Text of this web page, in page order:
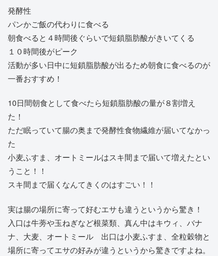
発酵性
パンかご飯の代わりに食べる
朝食べると４時間後ぐらいで短鎖脂肪酸がきいてくる
１０時間後がピーク
活動が多い日中に短鎖脂肪酸が出るため朝食に食べるのが
一番おすすめ！
10日間朝食として食べたら短鎖脂肪酸の量が８割増え
た！
ただ眠っていて腸の奥まで発酵性食物繊維が届いてなかっ
た
小麦ふすま、オートミールはスキ間まで届いて増えたとい
うこと！！
スキ間まで届くなんてきくのはすごい！！
実は腸の場所に寄って好むエサも違うというから驚き！
入口は牛蒡や玉ねぎなど根菜類、真ん中はキウィ、バナ
ナ、大麦、オートミール 出口は小麦ふすま、全粒穀物と
場所に寄ってエサの好みが違うというから驚きですよね。